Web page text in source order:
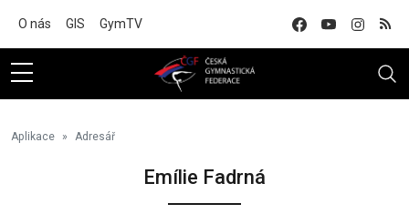
O nás GIS GymTV
Aplikace Adresář
Emílie Fadrná